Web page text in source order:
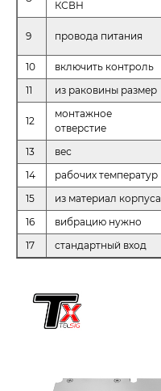
КСВН
9 провода питания
10
включить контроль
11
из раковины размер
12
монтажное
отверстие
13 вес
14
рабочих температур
15
из материал корпуса
16
вибрацию нужно
17
стандартный вход